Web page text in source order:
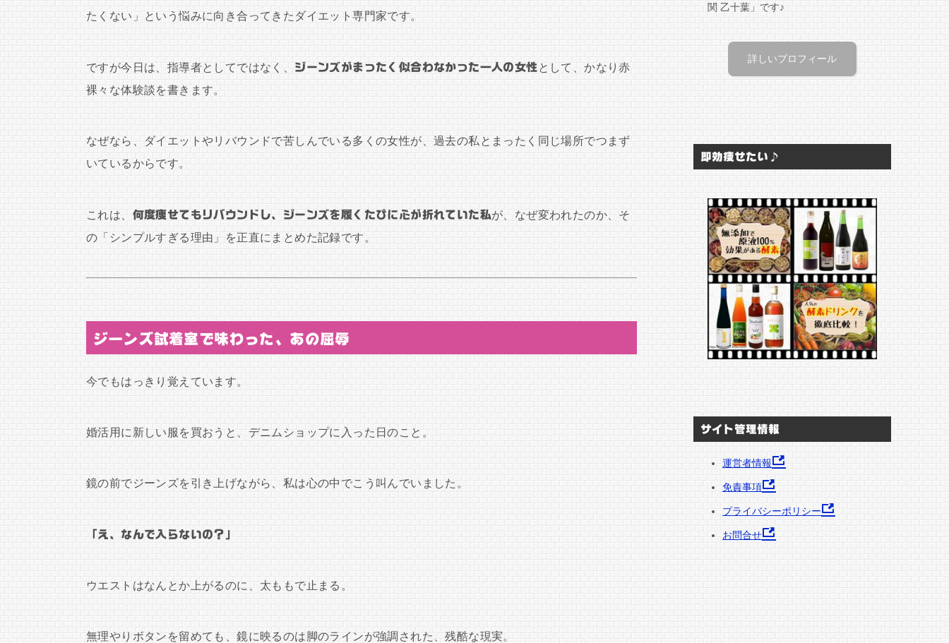
たくない」という悩みに向き合ってきたダイエット専門家です。
ですが今日は、指導者としてではなく、 ジーンズがまったく似合わなかった一人の女性 として、かなり赤
裸々な体験談を書きます。
なぜなら、ダイエットやリバウンドで苦しんでいる多くの女性が、過去の私とまったく同じ場所でつまず
いているからです。
これは、 何度痩せてもリバウンドし、ジーンズを履くたびに心が折れていた私が、なぜ変われたのか、そ
の「シンプルすぎる理由」を正直にまとめた記録です。
ジーンズ試着室で味わった、あの屈辱
今でもはっきり覚えています。
婚活用に新しい服を買おうと、デニムショップに入った日のこと。
鏡の前でジーンズを引き上げながら、私は心の中でこう叫んでいました。
「え、なんで入らないの？」
ウエストはなんとか上がるのに、太ももで止まる。
無理やりボタンを留めても、鏡に映るのは脚のラインが強調された、残酷な現実。
関 乙十葉」です♪
詳しいプロフィール
即効痩せたい♪
サイト管理情報
運営者情報
免責事項
プライバシーポリシー
お問合せ